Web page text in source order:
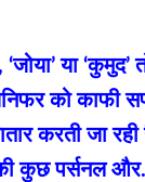
या
को काफी
करती जा
कुछ पर्सनल और.